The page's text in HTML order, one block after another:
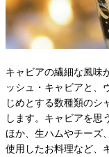
キャビアの繊細な風味
ッシュ・キャビアと、
じめとする数種類のシ
します。キャビアを思
ほか、生ハムやチーズ
使用したお料理など、